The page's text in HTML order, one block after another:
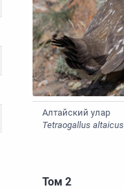
Алтайский улар
Tetraogallus altaicus
Том 2